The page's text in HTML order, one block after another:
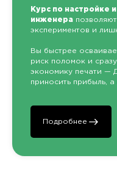
Курс по настройке
инженера
экспериментов и
Вы быстрее
риск поломок и
экономику печати —
приносить прибыль, а
Подробнее